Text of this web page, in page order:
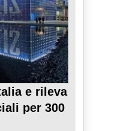
e rileva
per 300